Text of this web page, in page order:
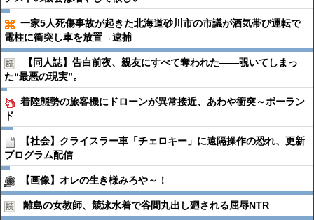
一家5人死傷事故が起きた北海道砂川市の市議が酒気帯び運転で
電柱に衝突し車を放置→逮捕
【同人誌】告白前夜、親友にすべて奪われた――覗いてしまっ
た“最悪の現実”。
着陸態勢の旅客機にドローンが異常接近、あわや衝突～ポーラン
ド
【社会】クライスラー車「チェロキー」に遠隔操作の恐れ、更新
プログラム配信
【画像】オレの生き様みろや～！
離島の女教師、競泳水着で谷間丸出し廻される屈辱NTR